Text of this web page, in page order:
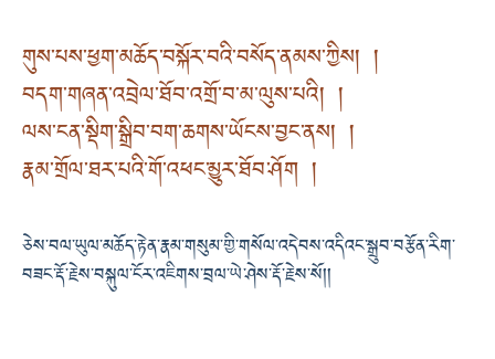
གུས་པས་ཕྱག་མཆོད་བསྐོར་བའི་བསོད་ནམས་ཀྱིས། །
བདག་གཞན་འབྲེལ་ཐོབ་འགྲོ་བ་མ་ལུས་པའི། །
ལས་ངན་སྡིག་སྒྲིབ་བག་ཆགས་ཡོངས་བྱང་ནས། །
རྣམ་གྲོལ་ཐར་པའི་གོ་འཕང་མྱུར་ཐོབ་ཤོག །
ཅེས་བལ་ཡུལ་མཆོད་རྟེན་རྣམ་གསུམ་གྱི་གསོལ་འདེབས་འདིའང་སྒྲུབ་བརྩོན་རིག་
བཟང་རྡོ་རྗེས་བསྐུལ་ངོར་འཇིགས་བྲལ་ཡེ་ཤེས་རྡོ་རྗེས་སོ།།